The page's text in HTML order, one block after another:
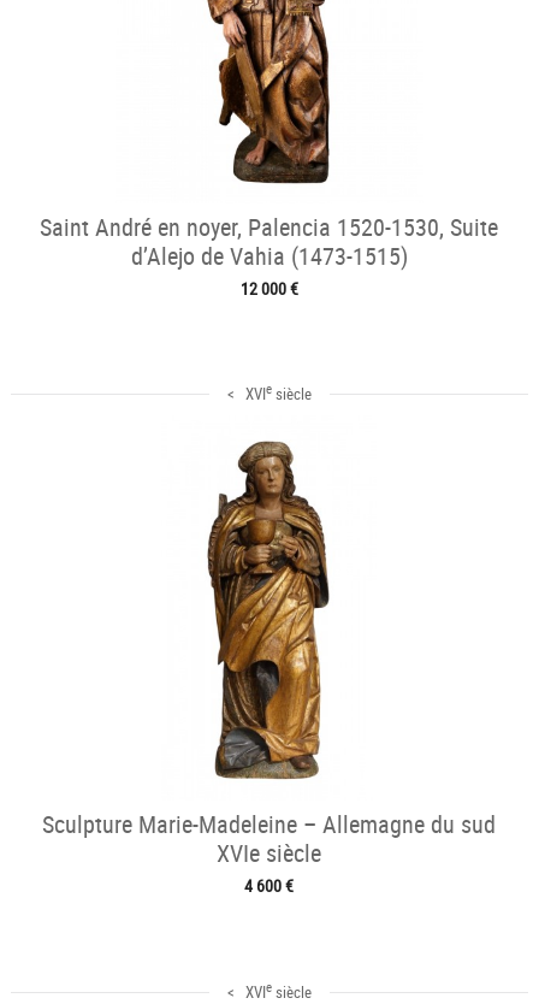
Saint André en noyer, Palencia 1520-1530, Suite
d’Alejo de Vahia (1473-1515)
12 000 €
< XVIesiècle
Sculpture Marie-Madeleine – Allemagne du sud
XVIe siècle
4 600 €
< XVIesiècle